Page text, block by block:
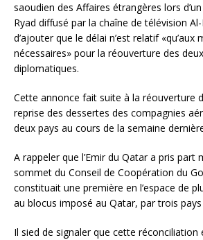
saoudien des Affaires étrangères lors
Ryad diffusé par la chaîne de télévision
d’ajouter que le délai n’est relatif «qu’aux
nécessaires» pour la réouverture des
diplomatiques.
Cette annonce fait suite à la réouverture
reprise des dessertes des compagnies
deux pays au cours de la semaine
A rappeler que l’Emir du Qatar a pris part
sommet du Conseil de Coopération du
constituait une première en l’espace de
au blocus imposé au Qatar, par trois pays
Il sied de signaler que cette réconciliation